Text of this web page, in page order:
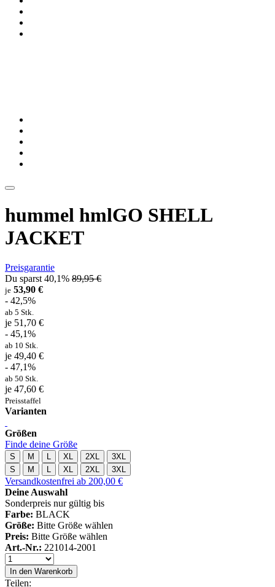
hummel hmlGO SHELL
JACKET
Preisgarantie
Du sparst 40,1% 89,95 €
je 53,90 €
- 42,5%
ab 5 Stk.
je 51,70 €
- 45,1%
ab 10 Stk.
je 49,40 €
- 47,1%
ab 50 Stk.
je 47,60 €
Preisstaffel
Varianten
Größen
Finde deine Größe
S M XL 2XL
3XL
S
M XL 2XL 3XL
Versandkostenfrei ab 200,00 €
Deine Auswahl
Sonderpreis nur gültig bis
Farbe: BLACK
Größe: Bitte Größe wählen
Preis: Bitte Größe wählen
Art.-Nr.: 221014-2001
In den Warenkorb
Teilen: